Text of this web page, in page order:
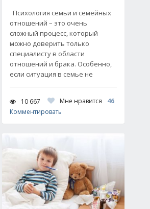
Психология семьи и семейных
отношений – это очень
сложный процесс, который
можно доверить только
специалисту в области
отношений и брака. Особенно,
если ситуация в семье не
10 667 Мне нравится
46
Комментировать